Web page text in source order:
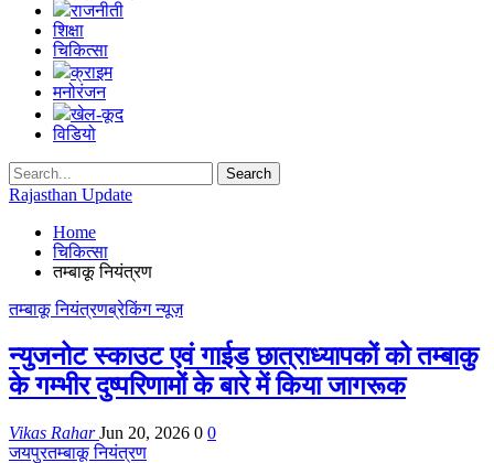
राजनीती
शिक्षा
चिकित्सा
क्राइम
मनोरंजन
खेल-कूद
विडियो
Rajasthan Update
Home
चिकित्सा
तम्बाकू नियंत्रण
तम्बाकू नियंत्रणब्रेकिंग न्यूज़
न्युजनोट स्काउट एवं गाईड छात्राध्यापकों को तम्बाकु
के गम्भीर दुष्परिणामों के बारे में किया जागरूक
Vikas RaharJun 20, 2026 0 0
जयपुरतम्बाकू नियंत्रण